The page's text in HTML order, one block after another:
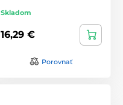
Skladom
16,29 €
Porovnať